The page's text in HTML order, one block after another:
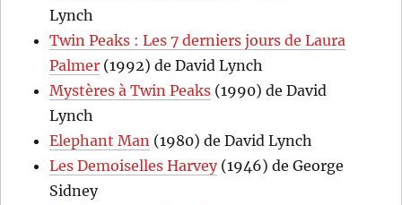
Lynch
Twin Peaks : Les 7 derniers jours de Laura
Palmer (1992) de David Lynch
Mystères à Twin Peaks (1990) de David
Lynch
Elephant Man (1980) de David Lynch
Les Demoiselles Harvey(1946) de George
Sidney